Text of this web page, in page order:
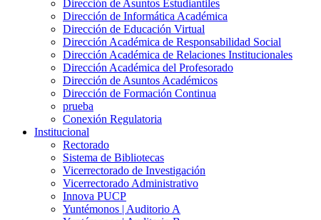
Dirección de Asuntos Estudiantiles
Dirección de Informática Académica
Dirección de Educación Virtual
Dirección Académica de Responsabilidad Social
Dirección Académica de Relaciones Institucionales
Dirección Académica del Profesorado
Dirección de Asuntos Académicos
Dirección de Formación Continua
prueba
Conexión Regulatoria
Institucional
Rectorado
Sistema de Bibliotecas
Vicerrectorado de Investigación
Vicerrectorado Administrativo
Innova PUCP
Yuntémonos | Auditorio A